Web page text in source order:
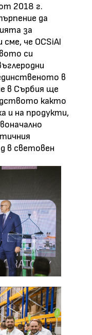
2018 г.
да
за
че OCSiAl
си
в
в Сърбия ще
както
и на продукти,
в световен